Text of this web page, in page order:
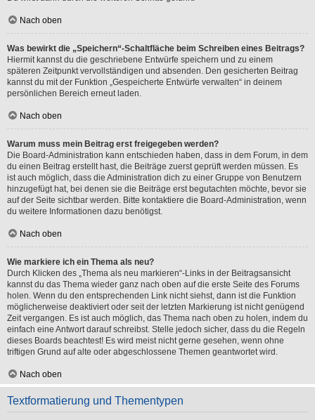
Nach oben
Was bewirkt die „Speichern“-Schaltfläche beim Schreiben eines Beitrags?
Hiermit kannst du die geschriebene Entwürfe speichern und zu einem
späteren Zeitpunkt vervollständigen und absenden. Den gesicherten Beitrag
kannst du mit der Funktion „Gespeicherte Entwürfe verwalten“ in deinem
persönlichen Bereich erneut laden.
Nach oben
Warum muss mein Beitrag erst freigegeben werden?
Die Board-Administration kann entschieden haben, dass in dem Forum, in dem
du einen Beitrag erstellt hast, die Beiträge zuerst geprüft werden müssen. Es
ist auch möglich, dass die Administration dich zu einer Gruppe von Benutzern
hinzugefügt hat, bei denen sie die Beiträge erst begutachten möchte, bevor sie
auf der Seite sichtbar werden. Bitte kontaktiere die Board-Administration, wenn
du weitere Informationen dazu benötigst.
Nach oben
Wie markiere ich ein Thema als neu?
Durch Klicken des „Thema als neu markieren“-Links in der Beitragsansicht
kannst du das Thema wieder ganz nach oben auf die erste Seite des Forums
holen. Wenn du den entsprechenden Link nicht siehst, dann ist die Funktion
möglicherweise deaktiviert oder seit der letzten Markierung ist nicht genügend
Zeit vergangen. Es ist auch möglich, das Thema nach oben zu holen, indem du
einfach eine Antwort darauf schreibst. Stelle jedoch sicher, dass du die Regeln
dieses Boards beachtest! Es wird meist nicht gerne gesehen, wenn ohne
triftigen Grund auf alte oder abgeschlossene Themen geantwortet wird.
Nach oben
Textformatierung und Thementypen